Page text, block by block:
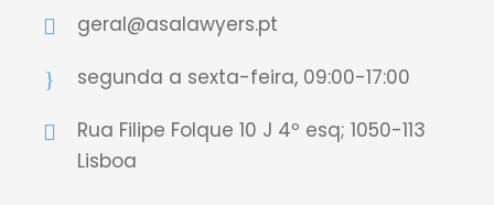
geral@asalawyers.pt
segunda a sexta-feira, 09:00-17:00
Rua Filipe Folque 10 J 4º esq; 1050-113
Lisboa